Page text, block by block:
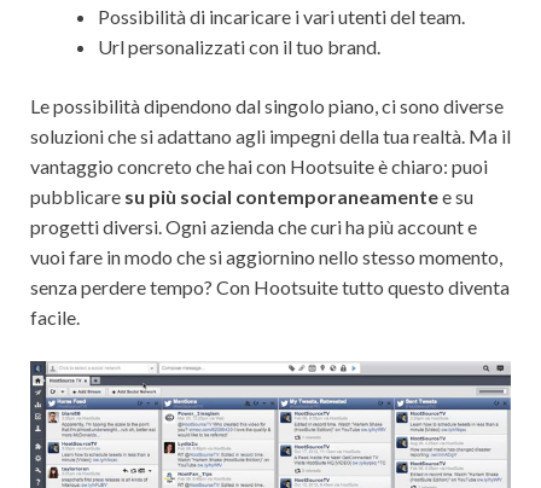
Possibilità di incaricare i vari utenti del team.
Url personalizzati con il tuo brand.
Le possibilità dipendono dal singolo piano, ci sono diverse
soluzioni che si adattano agli impegni della tua realtà. Ma il
vantaggio concreto che hai con Hootsuite è chiaro: puoi
pubblicare su più social contemporaneamentee su
progetti diversi. Ogni azienda che curi ha più account e
vuoi fare in modo che si aggiornino nello stesso momento,
senza perdere tempo? Con Hootsuite tutto questo diventa
facile.